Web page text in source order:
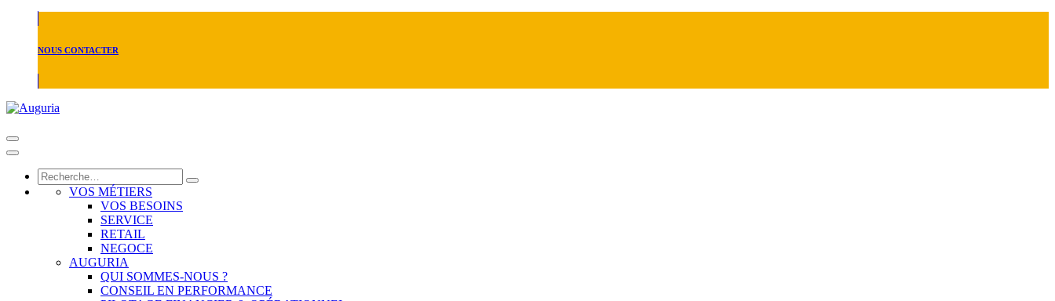
NOUS CONTACTER
VOS MÉTIERS
VOS BESOINS
SERVICE
RETAIL
NEGOCE
AUGURIA
QUI SOMMES-NOUS ?
CONSEIL EN PERFORMANCE